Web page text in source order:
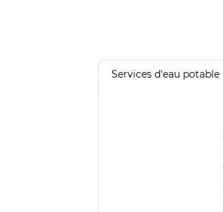
Services d'eau potable